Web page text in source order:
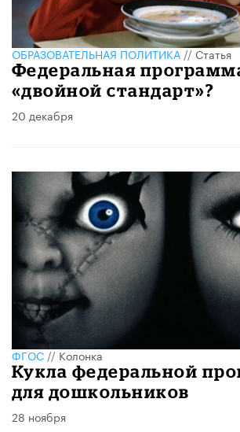
ОБРАЗОВАТЕЛЬНАЯ ПОЛИТИКА//Статья
Федеральная
«двойной стандарт»?
20 декабря
ФГОС//Колонка
Кукла федеральной
для дошкольников
28 ноября